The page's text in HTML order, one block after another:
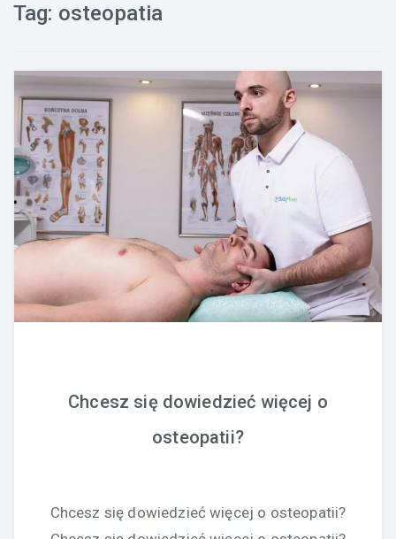
Tag: osteopatia
Chcesz się dowiedzieć więcej o
osteopatii?
Chcesz się dowiedzieć więcej o osteopatii?